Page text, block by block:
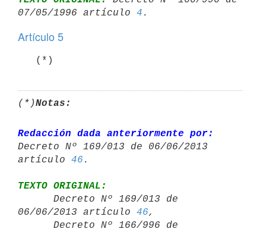
07/05/1996 artículo 4
Artículo 5
(*)Notas:
Redacción dada anteriormente por:
Decreto Nº 169/013 de 06/06/2013
artículo 46
TEXTO ORIGINAL:
06/06/2013 artículo 46,